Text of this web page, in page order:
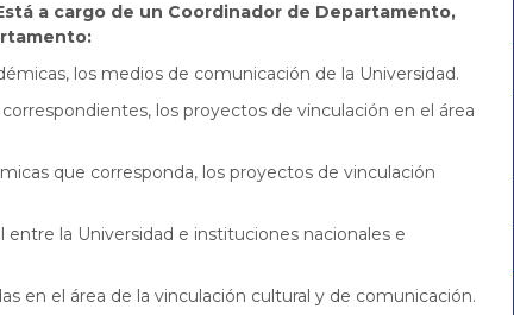
a cargo de un Coordinador de Departamento,
los medios de comunicación de la Universidad.
los proyectos de vinculación en el área
que corresponda, los proyectos de vinculación
la Universidad e instituciones nacionales e
en el área de la vinculación cultural y de comunicación.